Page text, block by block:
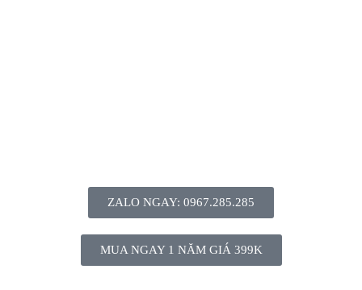
ZALO NGAY: 0967.285.285
MUA NGAY 1 NĂM GIÁ 399K